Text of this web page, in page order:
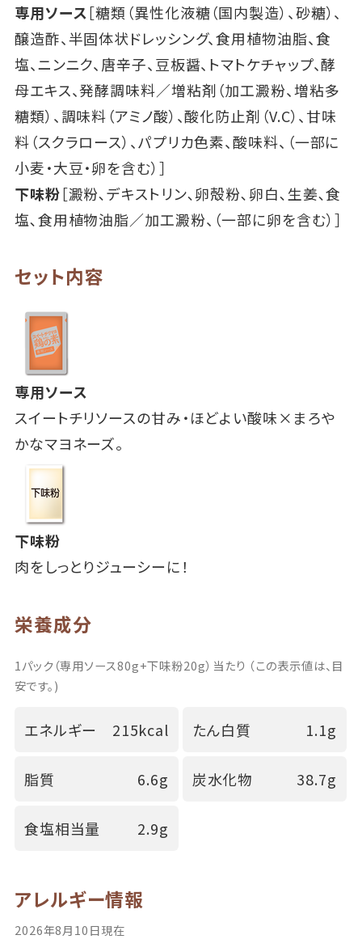
専用ソース［糖類（異性化液糖（国内製造）、砂糖）、
醸造酢、半固体状ドレッシング、食用植物油脂、食
塩、ニンニク、唐辛子、豆板醤、トマトケチャップ、酵
母エキス、発酵調味料／増粘剤（加工澱粉、増粘多
糖類）、調味料（アミノ酸）、酸化防止剤（V.C）、甘味
料（スクラロース）、パプリカ色素、酸味料、（一部に
小麦・大豆・卵を含む）］
下味粉［澱粉､デキストリン､卵殻粉､卵白､生姜､食
塩､食用植物油脂／加工澱粉、（一部に卵を含む）］
セット内容
専用ソース
スイートチリソースの甘み・ほどよい酸味×まろや
かなマヨネーズ。
下味粉
肉をしっとりジューシーに！
栄養成分
1パック（専用ソース80g+下味粉20g）当たり （この表示値は、目
安です。)
エネルギー 215kcal たん白質 1.1g
脂質 6.6g 炭水化物 38.7g
食塩相当量 2.9g
アレルギー情報
2026年8月10日現在